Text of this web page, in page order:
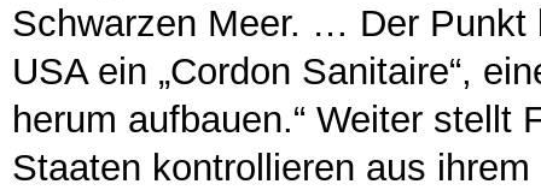
Schwarzen Meer. … Der Punkt
USA ein „Cordon Sanitaire“,
herum aufbauen.“ Weiter stellt
Staaten kontrollieren aus